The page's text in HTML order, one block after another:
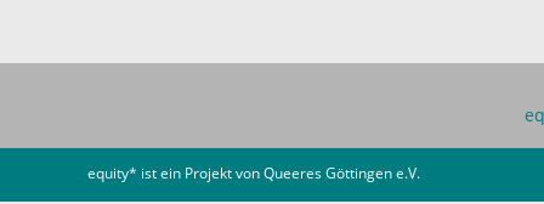
equity* ist ein Projekt vonQueeres Göttingen e.V.